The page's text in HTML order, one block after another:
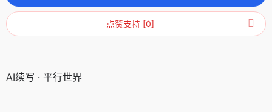
点赞支持 [0]
AI续写 · 平行世界